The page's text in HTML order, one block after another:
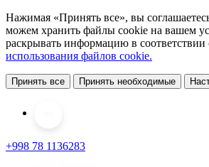
Нажимая «Принять все», вы
можем хранить файлы cookie на вашем
раскрывать информацию в соответствии
использования файлов cookie.
Принять все Принять необходимые
+998 78 1136283